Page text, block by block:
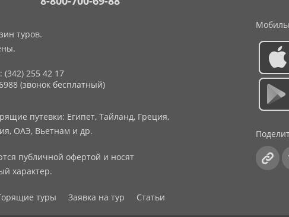
туров.
(342) 255 42 17
(звонок бесплатный)
путевки: Египет, Тайланд, Греция,
ОАЭ, Вьетнам и др.
публичной офертой и носят
характер.
туры Заявка на тур Статьи